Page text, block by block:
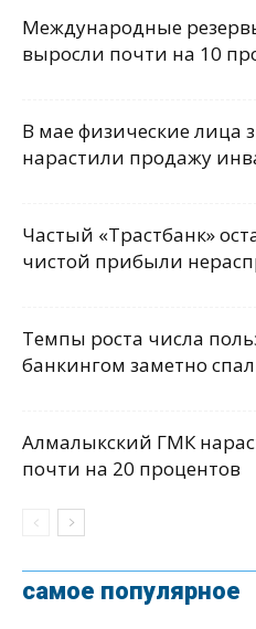
Международные
выросли почти на 10
В мае физические лица
нарастили продажу
Частый «Трастбанк»
чистой прибыли
Темпы роста числа
банкингом заметно
Алмалыкский ГМК
почти на 20 процентов
самое популярное